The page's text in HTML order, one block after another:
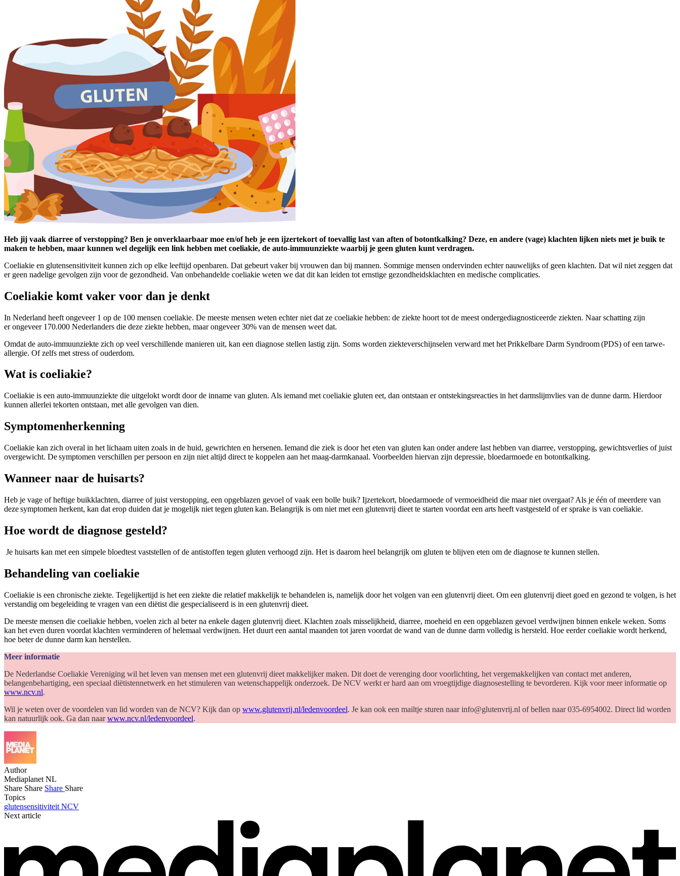
Heb jij vaak diarree of verstopping? Ben je onverklaarbaar moe en/of heb je een ijzertekort of toevallig last van aften of botontkalking? Deze, en andere (vage) klachten lijken niets met je buik te
maken te hebben, maar kunnen wel degelijk een link hebben met coeliakie, de auto-immuunziekte waarbij je geen gluten kunt verdragen.
Coeliakie en glutensensitiviteit kunnen zich op elke leeftijd openbaren. Dat gebeurt vaker bij vrouwen dan bij mannen. Sommige mensen ondervinden echter nauwelijks of geen klachten. Dat wil niet zeggen dat
er geen nadelige gevolgen zijn voor de gezondheid. Van onbehandelde coeliakie weten we dat dit kan leiden tot ernstige gezondheidsklachten en medische complicaties.
Coeliakie komt vaker voor dan je denkt
In Nederland heeft ongeveer 1 op de 100 mensen coeliakie. De meeste mensen weten echter niet dat ze coeliakie hebben: de ziekte hoort tot de meest ondergediagnosticeerde ziekten. Naar schatting zijn
er ongeveer 170.000 Nederlanders die deze ziekte hebben, maar ongeveer 30% van de mensen weet dat.
Omdat de auto-immuunziekte zich op veel verschillende manieren uit, kan een diagnose stellen lastig zijn. Soms worden ziekteverschijnselen verward met het Prikkelbare Darm Syndroom (PDS) of een tarwe-
allergie. Of zelfs met stress of ouderdom.
Wat is coeliakie?
Coeliakie is een auto-immuunziekte die uitgelokt wordt door de inname van gluten. Als iemand met coeliakie gluten eet, dan ontstaan er ontstekingsreacties in het darmslijmvlies van de dunne darm. Hierdoor
kunnen allerlei tekorten ontstaan, met alle gevolgen van dien.
Symptomenherkenning
Coeliakie kan zich overal in het lichaam uiten zoals in de huid, gewrichten en hersenen. Iemand die ziek is door het eten van gluten kan onder andere last hebben van diarree, verstopping, gewichtsverlies of juist
overgewicht. De symptomen verschillen per persoon en zijn niet altijd direct te koppelen aan het maag-darmkanaal. Voorbeelden hiervan zijn depressie, bloedarmoede en botontkalking.
Wanneer naar de huisarts?
Heb je vage of heftige buikklachten, diarree of juist verstopping, een opgeblazen gevoel of vaak een bolle buik? Ijzertekort, bloedarmoede of vermoeidheid die maar niet overgaat? Als je één of meerdere van
deze symptomen herkent, kan dat erop duiden dat je mogelijk niet tegen gluten kan. Belangrijk is om niet met een glutenvrij dieet te starten voordat een arts heeft vastgesteld of er sprake is van coeliakie.
Hoe wordt de diagnose gesteld?
Je huisarts kan met een simpele bloedtest vaststellen of de antistoffen tegen gluten verhoogd zijn. Het is daarom heel belangrijk om gluten te blijven eten om de diagnose te kunnen stellen.
Behandeling van coeliakie
Coeliakie is een chronische ziekte. Tegelijkertijd is het een ziekte die relatief makkelijk te behandelen is, namelijk door het volgen van een glutenvrij dieet. Om een glutenvrij dieet goed en gezond te volgen, is het
verstandig om begeleiding te vragen van een diëtist die gespecialiseerd is in een glutenvrij dieet.
De meeste mensen die coeliakie hebben, voelen zich al beter na enkele dagen glutenvrij dieet. Klachten zoals misselijkheid, diarree, moeheid en een opgeblazen gevoel verdwijnen binnen enkele weken. Soms
kan het even duren voordat klachten verminderen of helemaal verdwijnen. Het duurt een aantal maanden tot jaren voordat de wand van de dunne darm volledig is hersteld. Hoe eerder coeliakie wordt herkend,
hoe beter de dunne darm kan herstellen.
Meer informatie
De Nederlandse Coeliakie Vereniging wil het leven van mensen met een glutenvrij dieet makkelijker maken. Dit doet de verenging door voorlichting, het vergemakkelijken van contact met anderen,
belangenbehartiging, een speciaal diëtistennetwerk en het stimuleren van wetenschappelijk onderzoek. De NCV werkt er hard aan om vroegtijdige diagnosestelling te bevorderen. Kijk voor meer informatie op
www.ncv.nl.
Wil je weten over de voordelen van lid worden van de NCV? Kijk dan op www.glutenvrij.nl/ledenvoordeel. Je kan ook een mailtje sturen naarinfo@glutenvrij.nl of bellen naar 035-6954002. Direct lid worden
kan natuurlijk ook. Ga dan naarwww.ncv.nl/ledenvoordeel.
Author
Mediaplanet NL
Share Share Share Share
Topics
glutensensitiviteit NCV
Next article